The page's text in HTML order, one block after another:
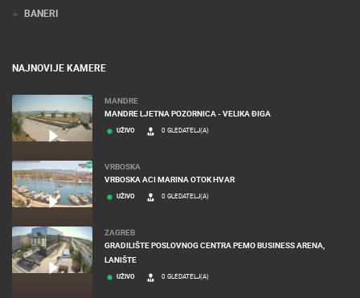
BANERI
NAJNOVIJE KAMERE
MANDRE
MANDRE LJETNA POZORNICA - VELIKA ĐIGA
UŽIVO 0 GLEDATELJ(A)
VRBOSKA
VRBOSKA ACI MARINA OTOK HVAR
UŽIVO 0 GLEDATELJ(A)
ZAGREB
GRADILIŠTE POSLOVNOG CENTRA PEMO BUSINESS ARENA,
LANIŠTE
UŽIVO 0 GLEDATELJ(A)